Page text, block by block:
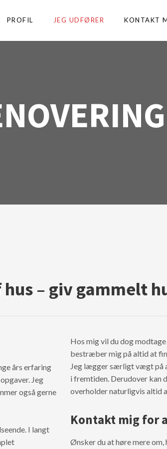
PROFIL JEG UDFØRER KONTAKT
– giv gammelt
års erfaring
Jeg
også gerne
I langt
Hos mig vil du dog
bestræber mig på altid at
Jeg lægger særligt vægt på
i fremtiden. Derudover kan
overholder naturligvis altid
Kontakt mig for
Ønsker du at høre mere